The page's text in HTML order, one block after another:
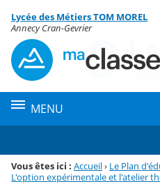
Menu de la rubrique
Contenu
Lycée des Métiers TOM MOREL
Annecy Cran-Gevrier
MENU
Vous êtes ici : Accueil› Le Plan
L'option expérimentale et l'atelier